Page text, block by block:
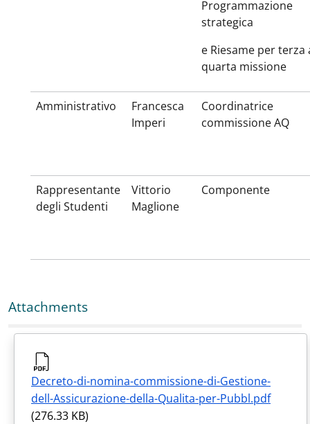
Programmazione
strategica
e Riesame per terza
quarta missione
Amministrativo
Francesca
Imperi
Coordinatrice
commissione AQ
Rappresentante
degli Studenti
Vittorio
Maglione
Componente
Attachments
Decreto-di-nomina-commissione-di-Gestione-
dell-Assicurazione-della-Qualita-per-Pubbl.pdf
(276.33 KB)